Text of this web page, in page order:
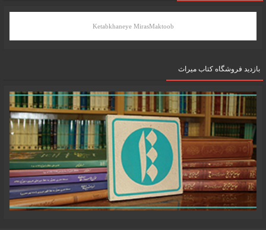
Ketabkhaneye MirasMaktoob
بازدید فروشگاه کتاب میراث